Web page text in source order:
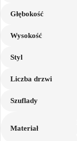
Głębokość
Wysokość
Styl
Liczba drzwi
Szuflady
Materiał